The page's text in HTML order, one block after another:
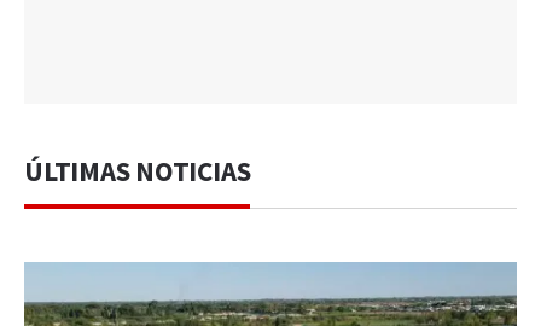
ÚLTIMAS NOTICIAS